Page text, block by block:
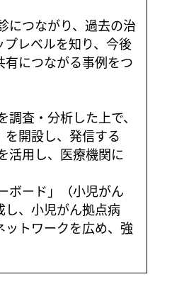
につながり、過去の治
レベルを知り、今後
につながる事例をつ
調査・分析した上で、
を開設し、発信する
活用し、医療機関に
ボード」（小児がん
し、小児がん拠点病
ットワークを広め、強